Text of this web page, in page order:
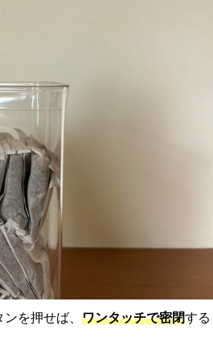
を押せば、 ワンタッチで密閉する